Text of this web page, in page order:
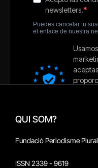
QUI SOM?
Fundació Periodisme Plural
ISSN 2339 - 9619